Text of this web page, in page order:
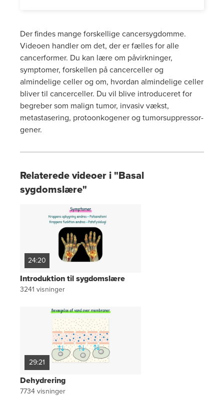
Der findes mange forskellige cancersygdomme.
Videoen handler om det, der er fælles for alle
cancerformer. Du kan lære om påvirkninger,
symptomer, forskellen på cancerceller og
almindelige celler og om, hvordan almindelige celler
bliver til cancerceller. Du vil blive introduceret for
begreber som malign tumor, invasiv vækst,
metastasering, protoonkogener og tumorsuppressor-
gener.
Relaterede videoer i "Basal
sygdomslære"
24:20
Introduktion til sygdomslære
3241 visninger
29:21
Dehydrering
7734visninger